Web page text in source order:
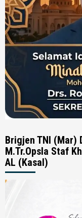
Brigjen TNI (Mar)
M.Tr.Opsla Staf
AL (Kasal)